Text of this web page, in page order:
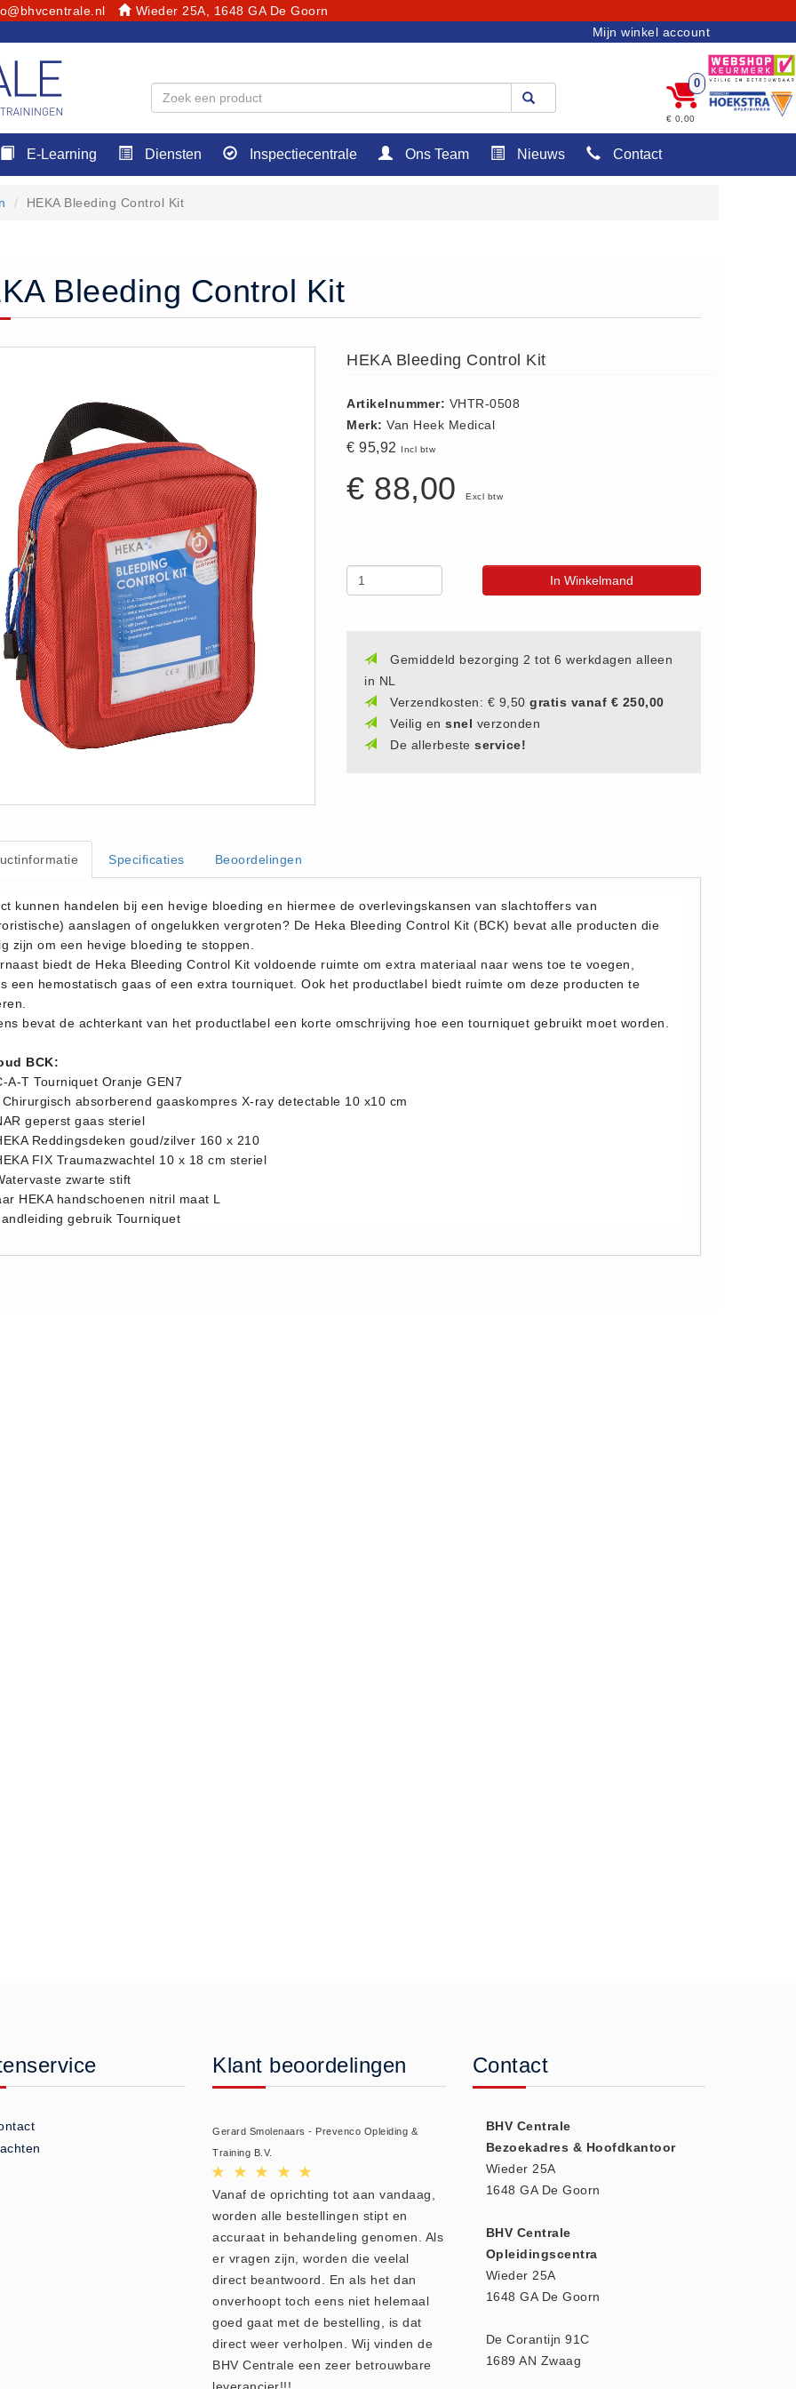
Wieder 25A, 1648 GA De Goorn
Mijn winkel account
0
€ 0,00
E-Learning Diensten Inspectiecentrale Ons Team Nieuws Contact
HEKA Bleeding Control Kit
Bleeding Control Kit
HEKA Bleeding Control Kit
Artikelnummer: VHTR-0508
Merk:Van Heek Medical
€ 95,92 Incl btw
€ 88,00Excl btw
In Winkelmand
Gemiddeld bezorging 2 tot 6 werkdagen alleen
in NL
Verzendkosten: € 9,50gratis vanaf € 250,00
Veilig ensnel verzonden
De allerbesteservice!
Specificaties Beoordelingen
kunnen handelen bij een hevige bloeding en hiermee de overlevingskansen van slachtoffers van
aanslagen of ongelukken vergroten? De Heka Bleeding Control Kit (BCK) bevat alle producten die
zijn om een hevige bloeding te stoppen.
biedt de Heka Bleeding Control Kit voldoende ruimte om extra materiaal naar wens toe te voegen,
een hemostatisch gaas of een extra tourniquet. Ook het productlabel biedt ruimte om deze producten te
bevat de achterkant van het productlabel een korte omschrijving hoe een tourniquet gebruikt moet worden.
BCK:
A-T Tourniquet Oranje GEN7
absorberend gaaskompres X-ray detectable 10 x10 cm
geperst gaas steriel
Reddingsdeken goud/zilver 160 x 210
FIX Traumazwachtel 10 x 18 cm steriel
zwarte stift
HEKA handschoenen nitril maat L
gebruik Tourniquet
Klant beoordelingen
Gerard Smolenaars - Prevenco Opleiding &
Training B.V.
Vanaf de oprichting tot aan vandaag,
worden alle bestellingen stipt en
accuraat in behandeling genomen. Als
er vragen zijn, worden die veelal
direct beantwoord. En als het dan
onverhoopt toch eens niet helemaal
goed gaat met de bestelling, is dat
direct weer verholpen. Wij vinden de
BHV Centrale een zeer betrouwbare
Contact
BHV Centrale
Bezoekadres & Hoofdkantoor
Wieder 25A
1648 GA De Goorn
BHV Centrale
Opleidingscentra
Wieder 25A
1648 GA De Goorn
De Corantijn 91C
1689 AN Zwaag